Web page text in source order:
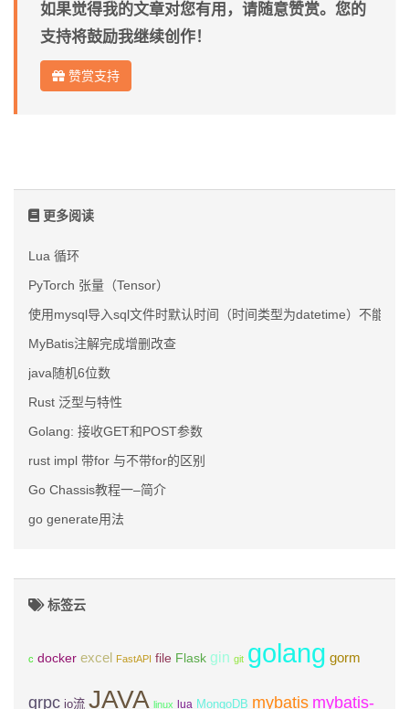
如果觉得我的文章对您有用，请随意赞赏。您的
支持将鼓励我继续创作！
赞赏支持
更多阅读
Lua 循环
PyTorch 张量（Tensor）
使用mysql导入sql文件时默认时间（时间类型为datetime）不能为
MyBatis注解完成增删改查
java随机6位数
Rust 泛型与特性
Golang: 接收GET和POST参数
rust impl 带for 与不带for的区别
Go Chassis教程一–简介
go generate用法
标签云
c docker excel FastAPI file Flask gin git golang gorm
grpc io流 JAVA linux lua MongoDB mybatis mybatis-